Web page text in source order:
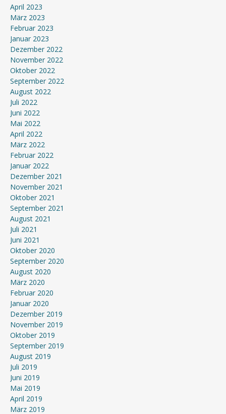
April 2023
März 2023
Februar 2023
Januar 2023
Dezember 2022
November 2022
Oktober 2022
September 2022
August 2022
Juli 2022
Juni 2022
Mai 2022
April 2022
März 2022
Februar 2022
Januar 2022
Dezember 2021
November 2021
Oktober 2021
September 2021
August 2021
Juli 2021
Juni 2021
Oktober 2020
September 2020
August 2020
März 2020
Februar 2020
Januar 2020
Dezember 2019
November 2019
Oktober 2019
September 2019
August 2019
Juli 2019
Juni 2019
Mai 2019
April 2019
März 2019